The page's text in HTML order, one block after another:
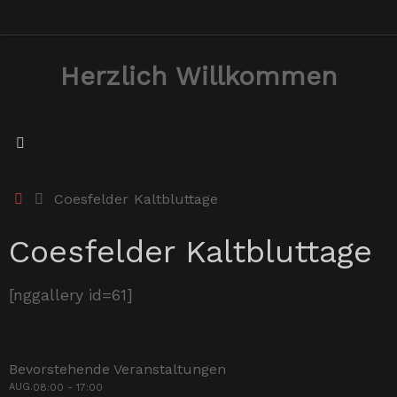
Herzlich Willkommen
StartCoesfelder Kaltbluttage
Coesfelder Kaltbluttage
[nggallery id=61]
Bevorstehende Veranstaltungen
AUG.08:00 - 17:00